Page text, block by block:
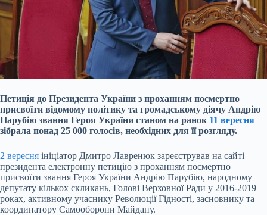
Петиція до Президента України з проханням посмертно
присвоїти відомому політику та громадському діячу Андрію
Парубію звання Героя України станом на ранок 11 вересня
зібрала понад 25 000 голосів, необхідних для її розгляду.
2 вересня ініціатор Дмитро Лавренюк зареєстрував на сайті
президента електронну петицію з проханням посмертно
присвоїти звання Героя України Андрію Парубію, народному
депутату кількох скликань, Голові Верховної Ради у 2016-2019
роках, активному учаснику Революції Гідності, засновнику та
координатору Самооборони Майдану.